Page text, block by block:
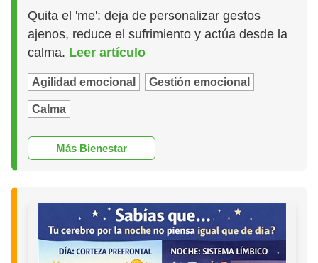
Quita el 'me': deja de personalizar gestos
ajenos, reduce el sufrimiento y actúa desde la
calma. Leer artículo
Agilidad emocional Gestión emocional
Calma
Más Bienestar